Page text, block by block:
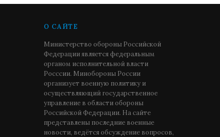
О САЙТЕ
Министерство обороны Российской
Федерации является федеральным
органом исполнительной власти
Росссии. Минобороны России
организует военную политику и
осуществляющий государственное
управление в области обороны
Российской Федерации. На сайте
представлены последние военные
новости, ведётся обсуждение вопросов,